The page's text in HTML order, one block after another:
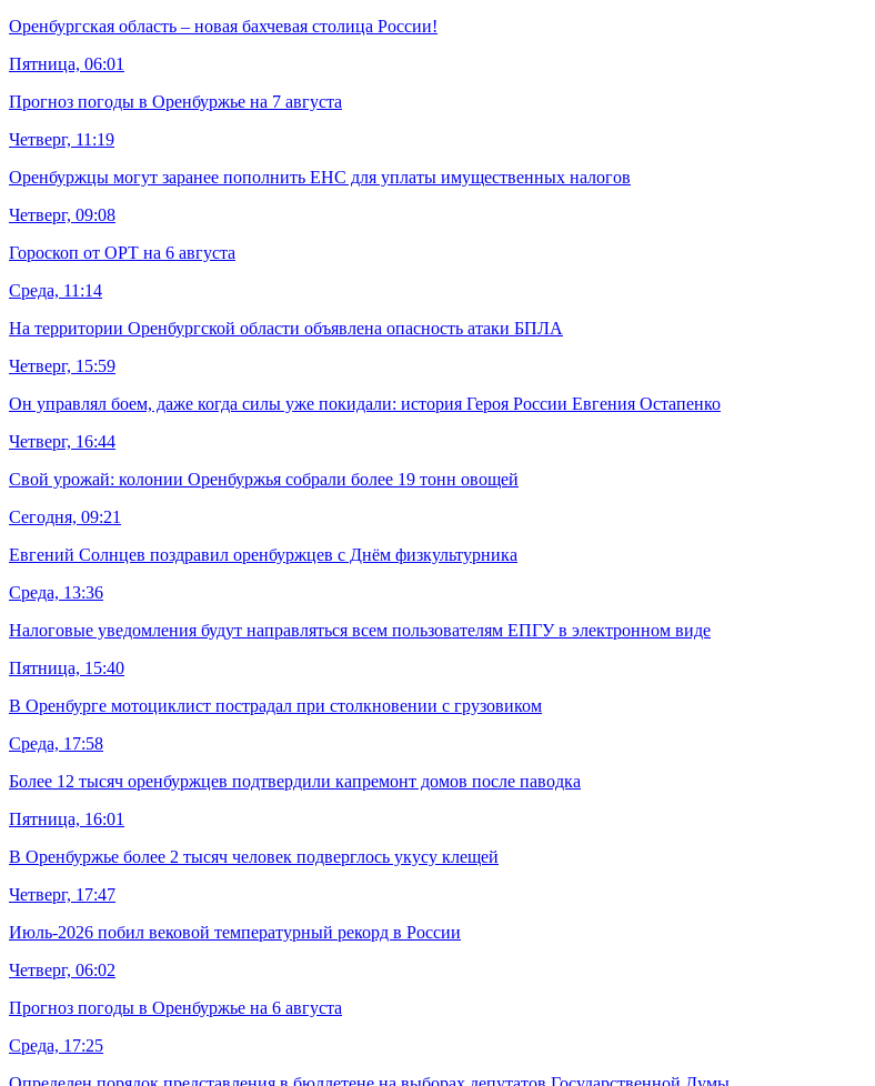
Оренбургская область – новая бахчевая столица России!
Пятница, 06:01
Прогноз погоды в Оренбуржье на 7 августа
Четверг, 11:19
Оренбуржцы могут заранее пополнить ЕНС для уплаты имущественных налогов
Четверг, 09:08
Гороскоп от ОРТ на 6 августа
Среда, 11:14
На территории Оренбургской области объявлена опасность атаки БПЛА
Четверг, 15:59
Он управлял боем, даже когда силы уже покидали: история Героя России Евгения Остапенко
Четверг, 16:44
Свой урожай: колонии Оренбуржья собрали более 19 тонн овощей
Сегодня, 09:21
Евгений Солнцев поздравил оренбуржцев с Днём физкультурника
Среда, 13:36
Налоговые уведомления будут направляться всем пользователям ЕПГУ в электронном виде
Пятница, 15:40
В Оренбурге мотоциклист пострадал при столкновении с грузовиком
Среда, 17:58
Более 12 тысяч оренбуржцев подтвердили капремонт домов после паводка
Пятница, 16:01
В Оренбуржье более 2 тысяч человек подверглось укусу клещей
Четверг, 17:47
Июль-2026 побил вековой температурный рекорд в России
Четверг, 06:02
Прогноз погоды в Оренбуржье на 6 августа
Среда, 17:25